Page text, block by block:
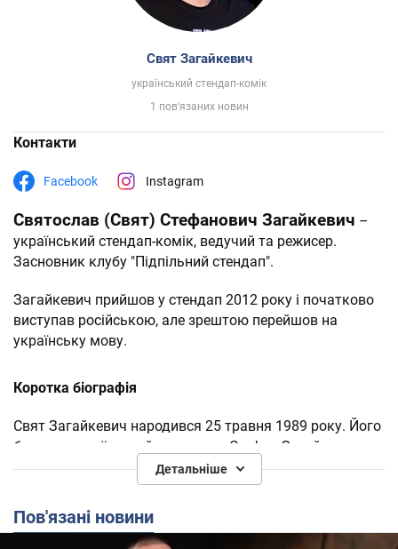
Свят Загайкевич
український стендап-комік
1 пов'язаних новин
Контакти
Facebook Instagram
Святослав (Свят) Стефанович Загайкевич –
український стендап-комік, ведучий та режисер.
Засновник клубу "Підпільний стендап".
Загайкевич прийшов у стендап 2012 року і початково
виступав російською, але зрештою перейшов на
українську мову.
Коротка біографія
Свят Загайкевич народився 25 травня 1989 року. Його
батько - український скульптор Стефан Загайкевич.
Вищу освіту здобув в Київському національному
Карого, де навчався за спеціальністю "режисура
Детальніше
Пов'язані новини